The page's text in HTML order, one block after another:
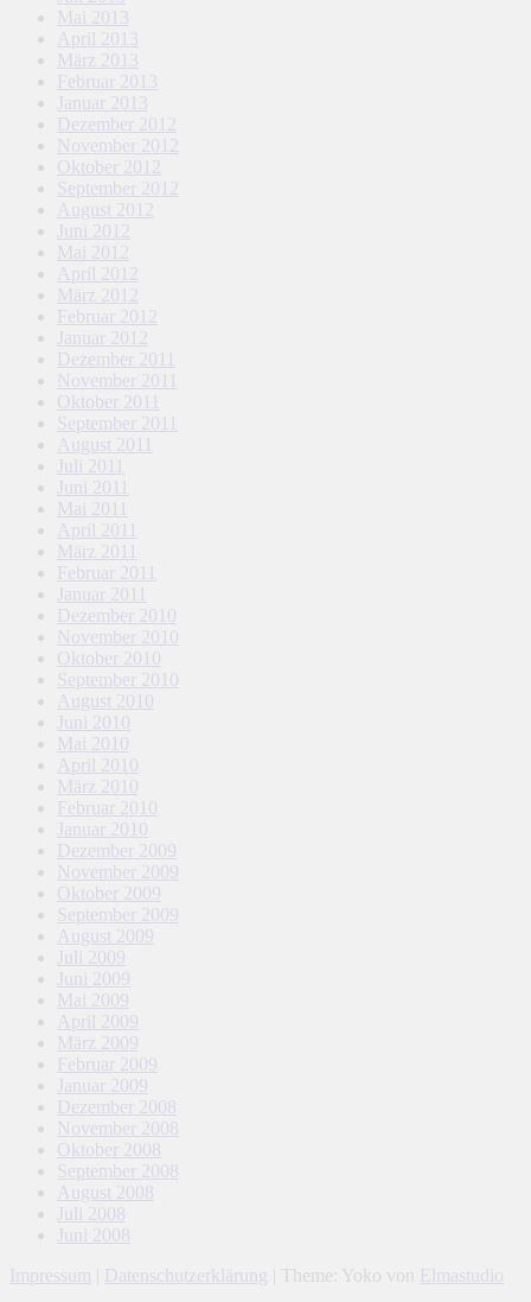
Mai 2013
April 2013
März 2013
Februar 2013
Januar 2013
Dezember 2012
November 2012
Oktober 2012
September 2012
August 2012
Juni 2012
Mai 2012
April 2012
März 2012
Februar 2012
Januar 2012
Dezember 2011
November 2011
Oktober 2011
September 2011
August 2011
Juli 2011
Juni 2011
Mai 2011
April 2011
März 2011
Februar 2011
Januar 2011
Dezember 2010
November 2010
Oktober 2010
September 2010
August 2010
Juni 2010
Mai 2010
April 2010
März 2010
Februar 2010
Januar 2010
Dezember 2009
November 2009
Oktober 2009
September 2009
August 2009
Juli 2009
Juni 2009
Mai 2009
April 2009
März 2009
Februar 2009
Januar 2009
Dezember 2008
November 2008
Oktober 2008
September 2008
August 2008
Juli 2008
Juni 2008
Impressum
Datenschutzerklärung Theme: Yoko von Elmastudio